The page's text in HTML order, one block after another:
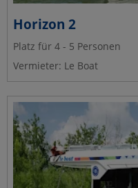
Horizon 2
Platz für 4 - 5 Personen
Vermieter: Le Boat